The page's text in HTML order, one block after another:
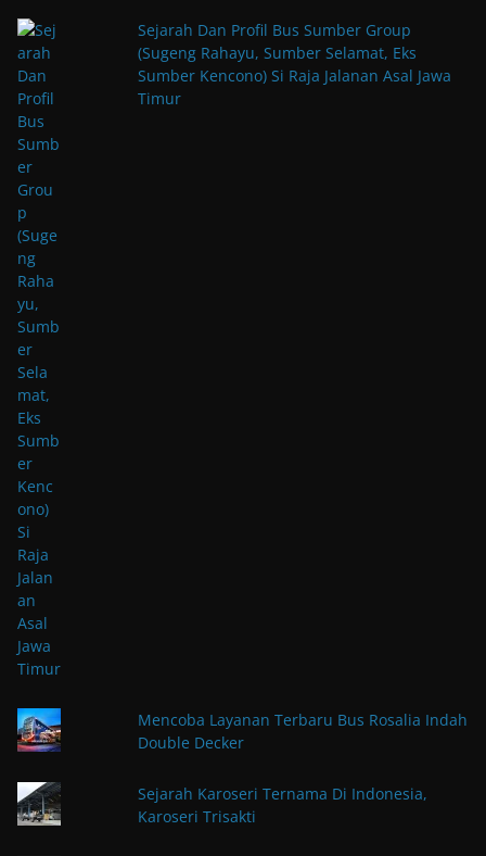
Sejarah Dan Profil Bus Sumber Group
(Sugeng Rahayu, Sumber Selamat, Eks
Sumber Kencono) Si Raja Jalanan Asal Jawa
Timur
Mencoba Layanan Terbaru Bus Rosalia Indah
Double Decker
Sejarah Karoseri Ternama Di Indonesia,
Karoseri Trisakti